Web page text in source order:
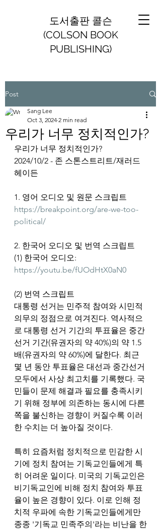
도서출판 콜슨
(COLSON BOOK
PUBLISHING)
Post
우리가 너무 정치적인가?
Sang Lee
Oct 3, 2024 2 min read
우리가 너무 정치적인가?
2024/10/2 - 존 스톤스트리트/재러드
헤이든
1. 영어 오디오 및 원문 스크립트
https://breakpoint.org/are-we-too-
political/
2. 한국어 오디오 및 번역 스크립트
(1) 한국어 오디오:
https://youtu.be/fUOdHtX0aN0
(2) 번역 스크립트
대통령 선거는 민주적 참여와 시민적
의무의 정점으로 여겨진다. 역사적으
로 대통령 선거 기간의 투표율은 중간
선거 기간(유권자의 약 40%)의 약 1.5
배(유권자의 약 60%)에 달한다. 최근
몇 년 동안 투표율은 대선과 중간선거
모두에서 사상 최고치를 기록했다. 국
민들이 문제 해결과 필요를 충족시키
기 위해 정부에 의존하는 동시에 다른
쪽을 불신하는 경향이 커질수록 이러
한 수치는 더 높아질 것이다.
특히 요즘처럼 정치적으로 민감한 시
기에 정치 참여는 기독교인들에게 특
히 어려운 일이다. 미국의 기독교인은
비기독교인에 비해 정치 참여와 투표
율이 높은 경향이 있다. 이로 인해 정
치적 우파에 속한 기독교인들에게만
종종 '기독교 민족주의'라는 비난을 한